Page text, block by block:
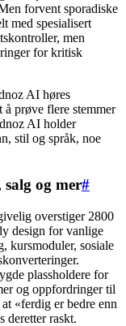
forvent sporadiske
med spesialisert
men
for kritisk
AI høres
å prøve flere stemmer
AI holder
stil og språk, noe
og mer#
overstiger 2800
design for vanlige
kursmoduler, sosiale
plassholdere for
og oppfordringer til
«ferdig er bedre enn
deretter raskt.